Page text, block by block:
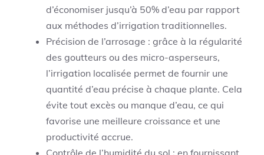
d’économiser jusqu’à 50% d’eau par rapport
aux méthodes d’irrigation traditionnelles.
Précision de l’arrosage : grâce à la régularité
des goutteurs ou des micro-asperseurs,
l’irrigation localisée permet de fournir une
quantité d’eau précise à chaque plante. Cela
évite tout excès ou manque d’eau, ce qui
favorise une meilleure croissance et une
productivité accrue.
Contrôle de l’humidité du sol : en fournissant